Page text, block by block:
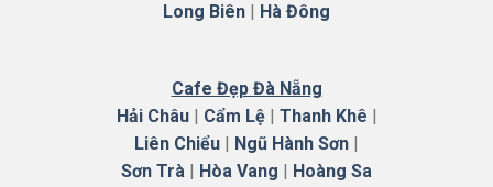
Long Biên
Hà Đông
Cafe Đẹp Đà Nẵng
Hải Châu| Cẩm Lệ| Thanh Khê
Liên Chiểu
Ngũ Hành Sơn
Sơn Trà
Hòa Vang
Hoàng Sa